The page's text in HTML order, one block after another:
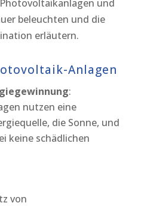
und
beleuchten und die
erläutern.
Anlagen
:
nutzen eine
die Sonne, und
keine schädlichen
von